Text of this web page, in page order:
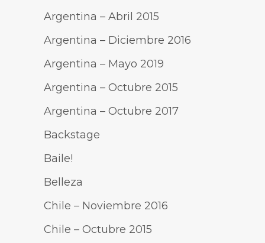
Argentina – Abril 2015
Argentina – Diciembre 2016
Argentina – Mayo 2019
Argentina – Octubre 2015
Argentina – Octubre 2017
Backstage
Baile!
Belleza
Chile – Noviembre 2016
Chile – Octubre 2015